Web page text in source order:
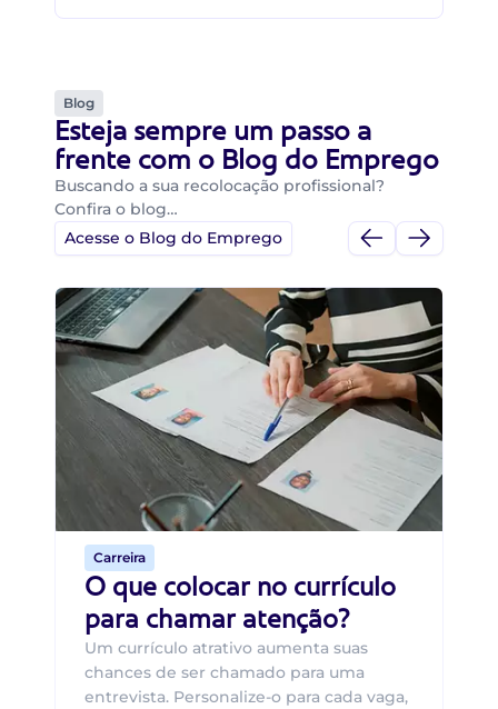
Blog
Esteja sempre um passo a
frente com o Blog do Emprego
Buscando a sua recolocação profissional?
Confira o blog…
Acesse o Blog do Emprego
Carreira
O que colocar no currículo
para chamar atenção?
Um currículo atrativo aumenta suas
chances de ser chamado para uma
entrevista. Personalize-o para cada vaga,